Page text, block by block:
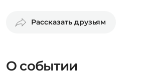
Рассказать друзьям
О событии